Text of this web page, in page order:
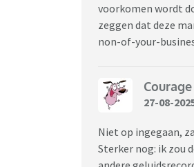
voorkomen wordt
zeggen dat deze
non-of-your-
Courage
27-08-
Niet op ingegaan,
Sterker nog: ik zou